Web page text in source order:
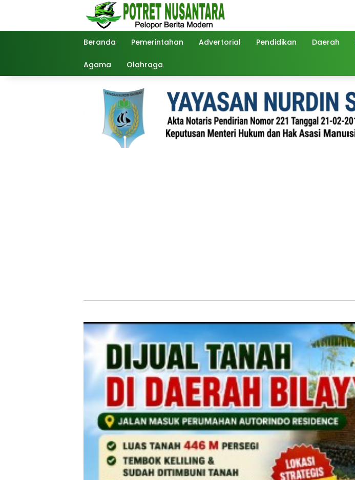
Beranda Pemerintahan Advertorial Pendidikan Daerah
Agama Olahraga